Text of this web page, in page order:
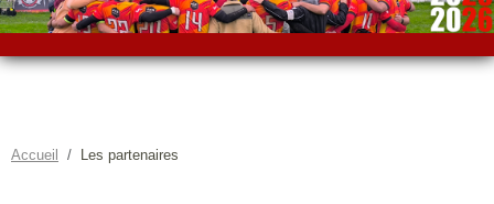
Accueil Les partenaires